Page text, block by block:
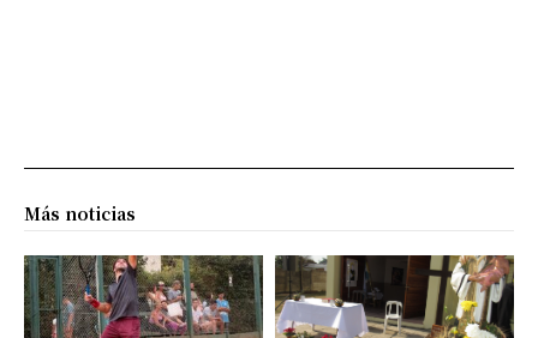
Más noticias